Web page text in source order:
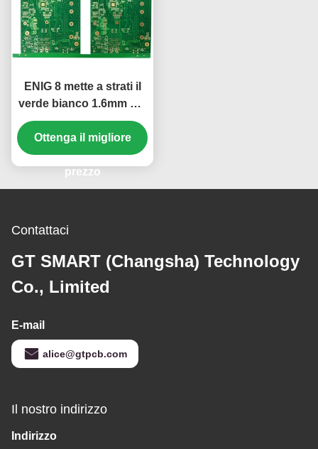
ENIG 8 mette a strati il
verde bianco 1.6mm del
PWB del Silkscreen
rigido KB6160A del
bordo
Ottenga il migliore
prezzo
Contattaci
GT SMART (Changsha) Technology
Co., Limited
E-mail
alice@gtpcb.com
Il nostro indirizzo
Indirizzo